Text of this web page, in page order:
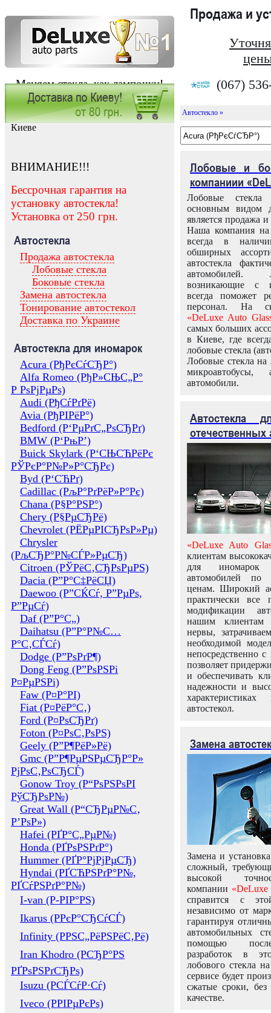
Меняем стекла, как лампочки!
Продажа и
(067)
Заказать установку автостекла в
Киеве
ВНИМАНИЕ!!!
Бессрочная гарантия на
установку автостекла!
Установка от 250 грн.
Автостекла
Продажа автостекла
Лобовые стекла
Боковые стекла
Замена автостекла
Тонирование автостекол
Доставка по Украине
Автостекла для иномарок
Acura (РђРєСѓСЂР°)
Alfa Romeo (РђР»СЊС„Р°
Р РѕРјРµРѕ)
Audi (РђСѓРґРё)
Avia (РђРІРёР°)
Bedford (Р‘РµРґС„РѕСЂРґ)
BMW (Р‘РњР’)
Buick Skylark (Р‘СЊСЋРёРє
РЎРєР°Р№Р»Р°СЂРє)
Byd (Р‘СЋРґ)
Cadillac (РљР°РґРёР»Р°Рє)
Chana (Р§Р°РЅР°)
Chery (Р§РµСЂРё)
Chevrolet (РЁРµРІСЂРѕР»Рµ)
Chrysler
(РљСЂР°Р№СЃР»РµСЂ)
Citroen (РЎРёС‚СЂРѕРµРЅ)
Dacia (Р”Р°С‡РёСЏ)
Daewoo (Р”СЌСѓ, Р”РµРѕ,
Р”РµСѓ)
Daf (Р”Р°С„)
Daihatsu (Р”Р°Р№С…
Р°С‚СЃСѓ)
Dodge (Р”РѕРґР¶)
Dong Feng (Р”РѕРЅРі
Р¤РµРЅРі)
Faw (Р¤Р°РІ)
Fiat (Р¤РёР°С‚)
Ford (Р¤РѕСЂРґ)
Foton (Р¤РѕС‚РѕРЅ)
Geely (Р”Р¶РёР»Рё)
Gmc (Р”Р¶РµРЅРµСЂР°Р»
РјРѕС‚РѕСЂСЃ)
Gonow Troy (Р“РѕРЅРѕРІ
РўСЂРѕР№)
Great Wall (Р“СЂРµР№С‚
Р’РѕР»)
Hafei (РҐР°С„РµР№)
Honda (РҐРѕРЅРґР°)
Hummer (РҐР°РјРјРµСЂ)
Hyndai (РҐСЋРЅРґР°Р№,
РҐСѓРЅРґР°Р№)
I-van (Р-РІР°РЅ)
Ikarus (РРєР°СЂСѓСЃ)
Infinity (РРЅС„РёРЅРёС‚Рё)
Iran Khodro (РСЂР°РЅ
РҐРѕРЅРґСЂРѕ)
Isuzu (РСЃСѓР·Сѓ)
Iveco (РРІРµРєРѕ)
Автостекло »
Лобовые и
компаниии
Лобовые
основным видом
является продажа и
Наша компания на
всегда в
обширных
автостекла
возникающие с
всегда поможет
персонал. На
«DeLuxe Auto
самых больших
в Киеве, где
лобовые стекла
Лобовые стекла на
микроавтобусы,
автомобили.
Автостекла
отечественных
«DeLuxe Auto
клиентам
для иномарок
автомобилей
ценам. Широкий
практически все
модификации
нашим клиентам
нервы,
необходимой
непосредственно
позволяет
и обеспечивать
надежности и
автостекол.
Замена
Замена и
сложный,
высокой
компании «DeLuxe
справится с
независимо от
гарантируя
автомобильных
помощью
разработок в
лобового стекла
сервисе будет
сжатые сроки,
качестве.